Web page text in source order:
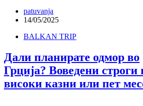
patuvanja
14/05/2025
BALKAN TRIP
Дали планирате одмор во
Грција? Воведени строги
високи казни или пет